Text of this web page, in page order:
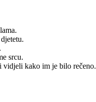
srcu.
vidjeli kako im je bilo rečeno.